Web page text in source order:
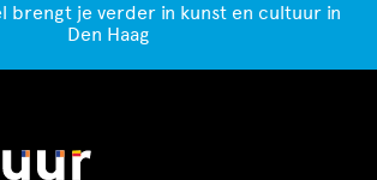
brengt je verder in kunst en cultuur in
Den Haag